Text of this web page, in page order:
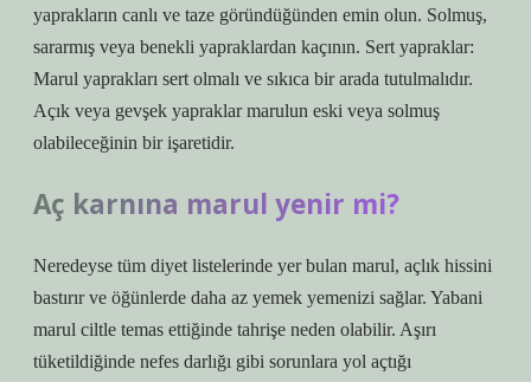
yaprakların canlı ve taze göründüğünden emin olun. Solmuş,
sararmış veya benekli yapraklardan kaçının. Sert yapraklar:
Marul yaprakları sert olmalı ve sıkıca bir arada tutulmalıdır.
Açık veya gevşek yapraklar marulun eski veya solmuş
olabileceğinin bir işaretidir.
Aç karnına marul yenir mi?
Neredeyse tüm diyet listelerinde yer bulan marul, açlık hissini
bastırır ve öğünlerde daha az yemek yemenizi sağlar. Yabani
marul ciltle temas ettiğinde tahrişe neden olabilir. Aşırı
tüketildiğinde nefes darlığı gibi sorunlara yol açtığı